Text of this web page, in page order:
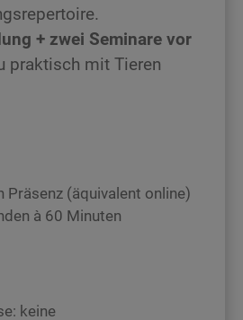
+ zwei Seminare vor
praktisch mit Tieren
Präsenz (äquivalent online)
à 60 Minuten
keine